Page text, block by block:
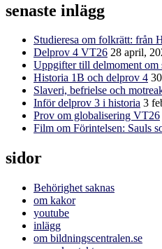
senaste inlägg
Studieresa om folkrätt: från
Delprov 4 VT26 28 april,
Uppgifter till delmoment om
Historia 1B och delprov 4
Slaveri, befrielse och
Inför delprov 3 i historia 3
Prov om globalisering VT26
Film om Förintelsen: Sauls
sidor
Behörighet saknas
om kakor
youtube
inlägg
om bildningscentralen.se